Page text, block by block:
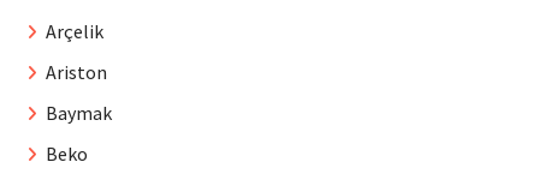
Arçelik
Ariston
Baymak
Beko